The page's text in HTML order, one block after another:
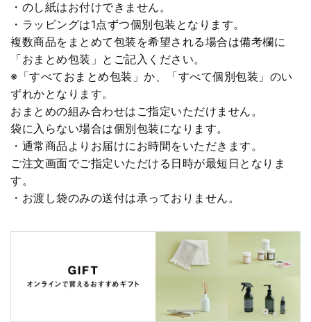
・のし紙はお付けできません。
・ラッピングは1点ずつ個別包装となります。
複数商品をまとめて包装を希望される場合は備考欄に
「おまとめ包装」とご記入ください。
※「すべておまとめ包装」か、「すべて個別包装」のい
ずれかとなります。
おまとめの組み合わせはご指定いただけません。
袋に入らない場合は個別包装になります。
・通常商品よりお届けにお時間をいただきます。
ご注文画面でご指定いただける日時が最短日となりま
す。
・お渡し袋のみの送付は承っておりません。